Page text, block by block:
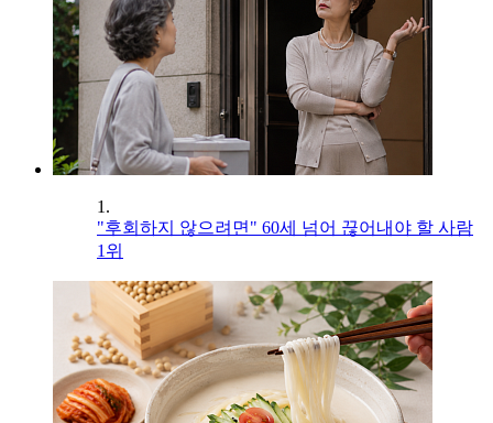
1.
"후회하지 않으려면" 60세 넘어 끊어내야 할 사람
1위